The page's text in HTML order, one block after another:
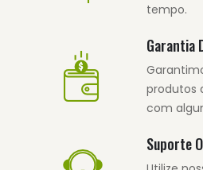
tempo.
Garantia
produtos
com
Suporte